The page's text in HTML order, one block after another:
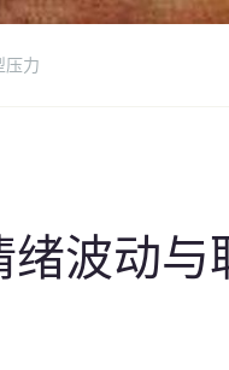
压力
波动与